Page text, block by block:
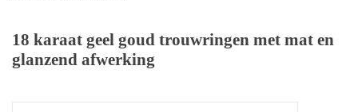
Kettingen
18 karaat geel goud trouwringen met mat en
glanzend afwerking